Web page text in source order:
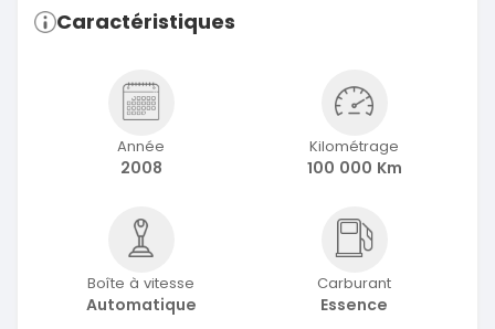
Caractéristiques
Année
2008
Kilométrage
100 000 Km
Boîte à vitesse
Automatique
Carburant
Essence